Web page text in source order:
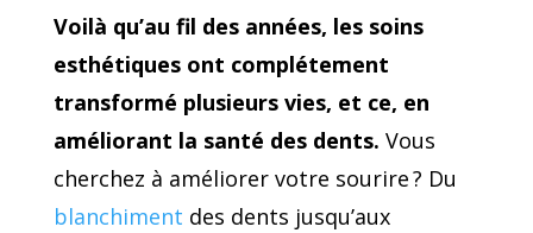
Voilà qu’au fil des années, les soins
esthétiques ont complétement
transformé plusieurs vies, et ce, en
améliorant la santé des dents. Vous
cherchez à améliorer votre sourire ? Du
blanchiment des dents jusqu’aux